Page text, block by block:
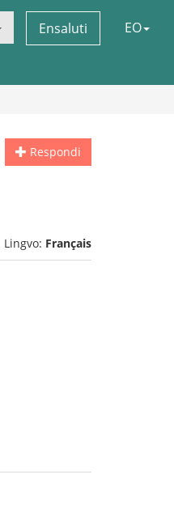
Ensaluti EO
Respondi
Lingvo: Français